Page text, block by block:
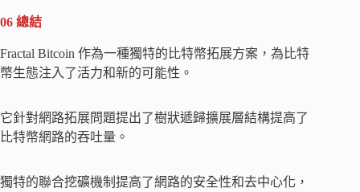
06 總結
Fractal Bitcoin 作為一種獨特的比特幣拓展方案，為比特
幣生態注入了活力和新的可能性。
它針對網路拓展問題提出了樹狀遞歸擴展層結構提高了
比特幣網路的吞吐量。
獨特的聯合挖礦機制提高了網路的安全性和去中心化，